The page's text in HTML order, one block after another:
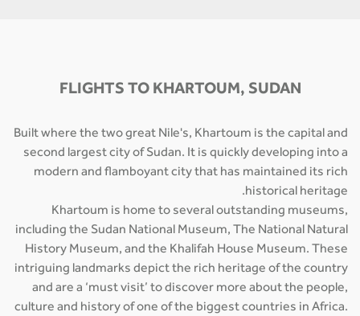
FLIGHTS TO KHARTOUM, SUDAN
Built where the two great Nile's, Khartoum is the capital and
second largest city of Sudan. It is quickly developing into a
modern and flamboyant city that has maintained its rich
historical heritage.
Khartoum is home to several outstanding museums,
including the Sudan National Museum, The National Natural
History Museum, and the Khalifah House Museum. These
intriguing landmarks depict the rich heritage of the country
and are a ‘must visit’ to discover more about the people,
culture and history of one of the biggest countries in Africa.